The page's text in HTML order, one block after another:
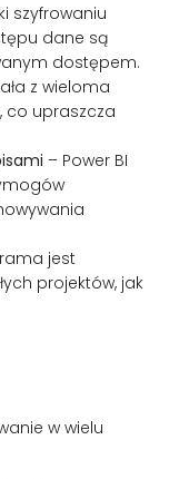
szyfrowaniu
dane są
dostępem.
z wieloma
co upraszcza
– Power BI
jest
projektów, jak
w wielu